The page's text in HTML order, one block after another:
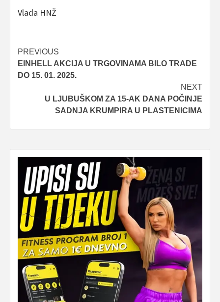
Vlada HNŽ
Post
navigation
PREVIOUS
EINHELL AKCIJA U TRGOVINAMA BILO TRADE
DO 15. 01. 2025.
NEXT
U LJUBUŠKOM ZA 15-AK DANA POČINJE
SADNJA KRUMPIRA U PLASTENICIMA